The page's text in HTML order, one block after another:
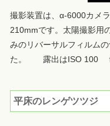
撮影装置は、α‐6000カメ
210mmです。太陽撮影用
みのリバーサルフィルム
た。 露出はISO 100
平床のレンゲツツジ